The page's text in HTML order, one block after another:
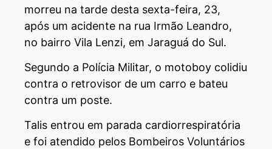
morreu na tarde desta sexta-feira, 23,
após um acidente na rua Irmão Leandro,
no bairro Vila Lenzi, em Jaraguá do Sul.
Segundo a Polícia Militar, o motoboy colidiu
contra o retrovisor de um carro e bateu
contra um poste.
Talis entrou em parada cardiorrespiratória
e foi atendido pelos Bombeiros Voluntários